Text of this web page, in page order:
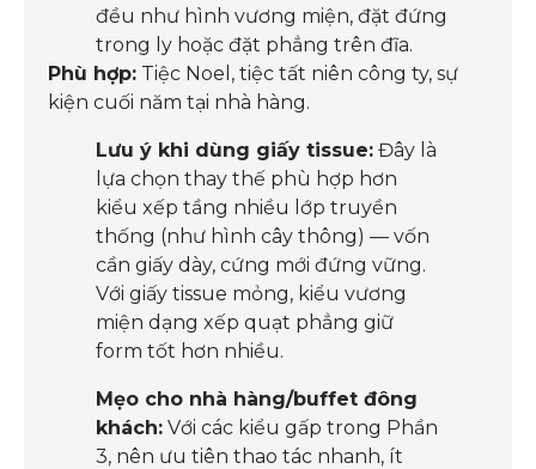
đều như hình vương miện, đặt đứng
trong ly hoặc đặt phẳng trên đĩa.
Phù hợp: Tiệc Noel, tiệc tất niên công ty, sự
kiện cuối năm tại nhà hàng.
Lưu ý khi dùng giấy tissue: Đây là
lựa chọn thay thế phù hợp hơn
kiểu xếp tầng nhiều lớp truyền
thống (như hình cây thông) — vốn
cần giấy dày, cứng mới đứng vững.
Với giấy tissue mỏng, kiểu vương
miện dạng xếp quạt phẳng giữ
form tốt hơn nhiều.
Mẹo cho nhà hàng/buffet đông
khách: Với các kiểu gấp trong Phần
3, nên ưu tiên thao tác nhanh, ít